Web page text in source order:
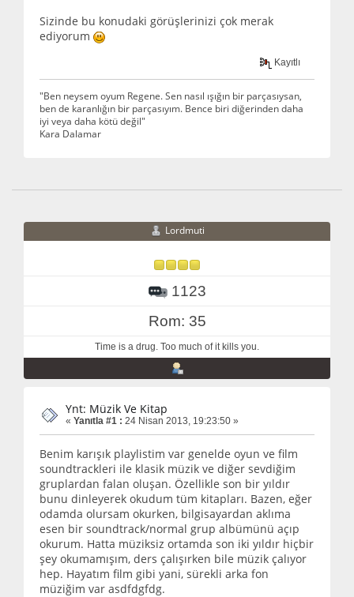
Sizinde bu konudaki görüşlerinizi çok merak
ediyorum
Kayıtlı
"Ben neysem oyum Regene. Sen nasıl ışığın bir parçasıysan,
ben de karanlığın bir parçasıyım. Bence biri diğerinden daha
iyi veya daha kötü değil"
Kara Dalamar
Lordmuti
1123
Rom: 35
Time is a drug. Too much of it kills you.
Ynt: Müzik Ve Kitap
« Yanıtla #1 : 24 Nisan 2013, 19:23:50 »
Benim karışık playlistim var genelde oyun ve film
soundtrackleri ile klasik müzik ve diğer sevdiğim
gruplardan falan oluşan. Özellikle son bir yıldır
bunu dinleyerek okudum tüm kitapları. Bazen, eğer
odamda olursam okurken, bilgisayardan aklıma
esen bir soundtrack/normal grup albümünü açıp
okurum. Hatta müziksiz ortamda son iki yıldır hiçbir
şey okumamışım, ders çalışırken bile müzik çalıyor
hep. Hayatım film gibi yani, sürekli arka fon
müziğim var asdfdgfdg.